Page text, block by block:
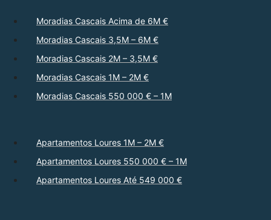
Moradias Cascais Acima de 6M €
Moradias Cascais 3,5M – 6M €
Moradias Cascais 2M – 3,5M €
Moradias Cascais 1M – 2M €
Moradias Cascais 550 000 € – 1M
Apartamentos Loures 1M – 2M €
Apartamentos Loures 550 000 € – 1M
Apartamentos Loures Até 549 000 €